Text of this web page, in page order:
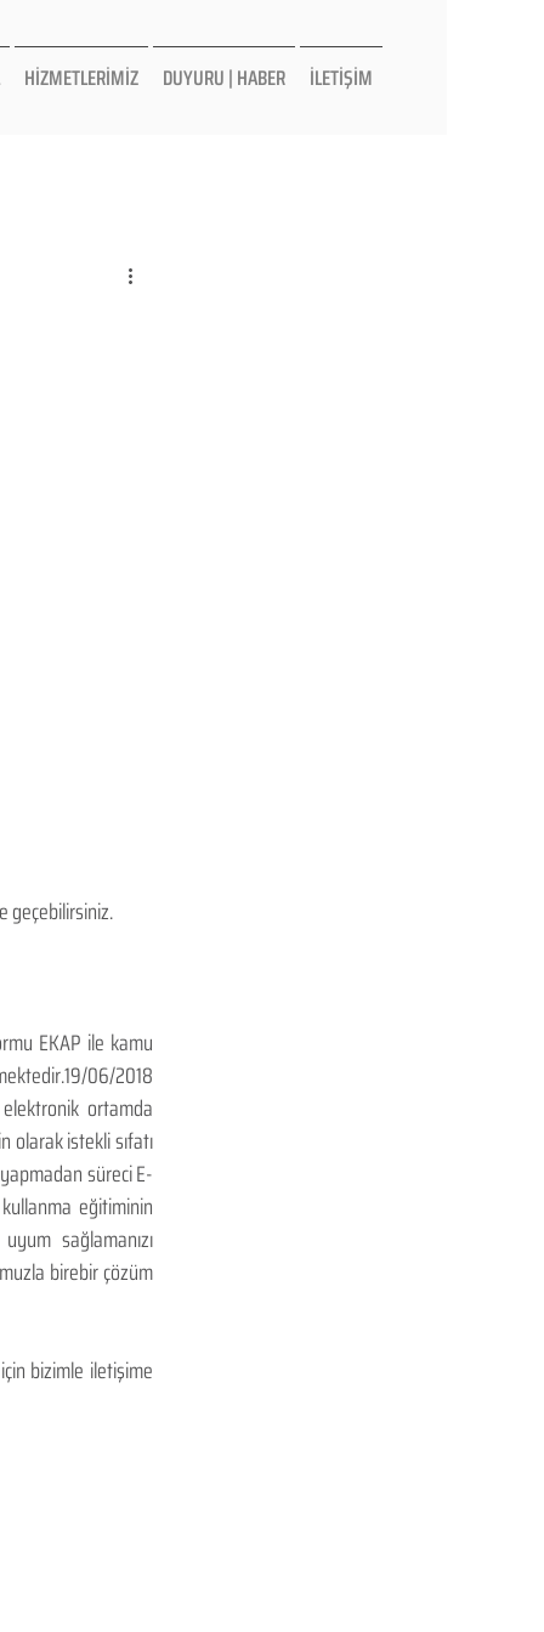
HİZMETLERİMİZ DUYURU | HABER İLETİŞİM
geçebilirsiniz.
EKAP ile kamu
06/2018
ortamda
istekli sıfatı
süreci E-
eğitiminin
sağlamanızı
birebir çözüm
bizimle iletişime